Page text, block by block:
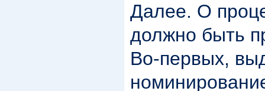
Далее. О
должно быть
Во-первых,